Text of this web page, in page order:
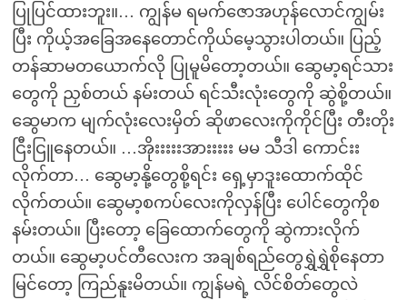
ပြုပြင်ထားဘူး။… ကျွန်မ ရမက်ဇောအဟုန်လောင်ကျွမ်း
ပြီး ကိုယ့်အခြေအနေတောင်ကိုယ်မေ့သွားပါတယ်။ ပြည့်
တန်ဆာမတယောက်လို ပြုမူမိတော့တယ်။ ဆွေမာ့ရင်သား
တွေကို ညှစ်တယ် နမ်းတယ် ရင်သီးလုံးတွေကို ဆွဲစို့တယ်။
ဆွေမာက မျက်လုံးလေးမှိတ် ဆိုဖာလေးကိုကိုင်ပြီး တီးတိုး
ငြီးငြူနေတယ်။ …အိုးးးးးအားးးးး မမ သီဒါ ကောင်းး
လိုက်တာ… ဆွေမာ့နို့တွေစို့ရင်း ရှေ့မှာဒူးထောက်ထိုင်
လိုက်တယ်။ ဆွေမာ့စကပ်လေးကိုလှန်ပြီး ပေါင်တွေကိုစ
နမ်းတယ်။ ပြီးတော့ ခြေထောက်တွေကို ဆွဲကားလိုက်
တယ်။ ဆွေမာ့ပင်တီလေးက အချစ်ရည်တွေရွှဲရွှဲစိုနေတာ
မြင်တော့ ကြည်နူးမိတယ်။ ကျွန်မရဲ့ လိင်စိတ်တွေလဲ